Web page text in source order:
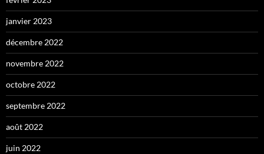
janvier 2023
décembre 2022
novembre 2022
octobre 2022
septembre 2022
août 2022
juin 2022